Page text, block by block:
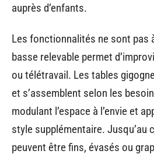
auprès d’enfants.
Les fonctionnalités ne sont pas
basse relevable permet
ou télétravail. Les tables
et s’assemblent selon les
modulant l’espace à l’envie et
style supplémentaire. Jusqu’au
peuvent être fins, évasés ou